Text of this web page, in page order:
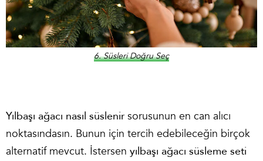
6. Süsleri Doğru Seç
Yılbaşı ağacı nasıl süslenir sorusunun en can alıcı
noktasındasın. Bunun için tercih edebileceğin birçok
alternatif mevcut. İstersen yılbaşı ağacı süsleme seti